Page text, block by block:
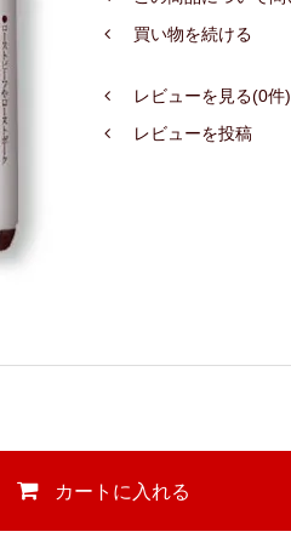
買い物を続ける
レビューを見る(0件)
レビューを投稿
カートに入れる